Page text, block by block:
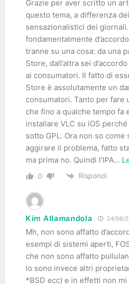
Grazie per aver scritto un
questo tema, a differenza
sensazionalistici dei
fondamentalmente
tranne su una cosa: da una
Store, dall’altra sei
ai consumatori. Il fatto di
Store è assolutamente un
consumatori. Tanto per fare
che fino a qualche tempo fa
installare VLC su iOS
sotto GPL. Ora non so come
aggirare il problema, fatto
ma prima no. Quindi l’IPA…
0 Rispondi
Kim Allamandola 24/06/
Mh, non sono affatto
esempi di sistemi aperti,
che non sono affatto
lo sono invece altri
*BSD ecc) e in effetti non mi